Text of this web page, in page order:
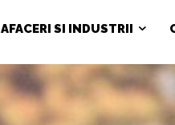
AFACERI SI INDUSTRII